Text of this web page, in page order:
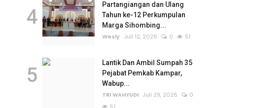
4
Partangiangan dan Ulang
Tahun ke-12 Perkumpulan
Marga Sihombing...
Wesly Juli 12, 2026 0 51
5
Lantik Dan Ambil Sumpah 35
Pejabat Pemkab Kampar,
Wabup...
TRI WAHYUDI Juli 29, 2026
0